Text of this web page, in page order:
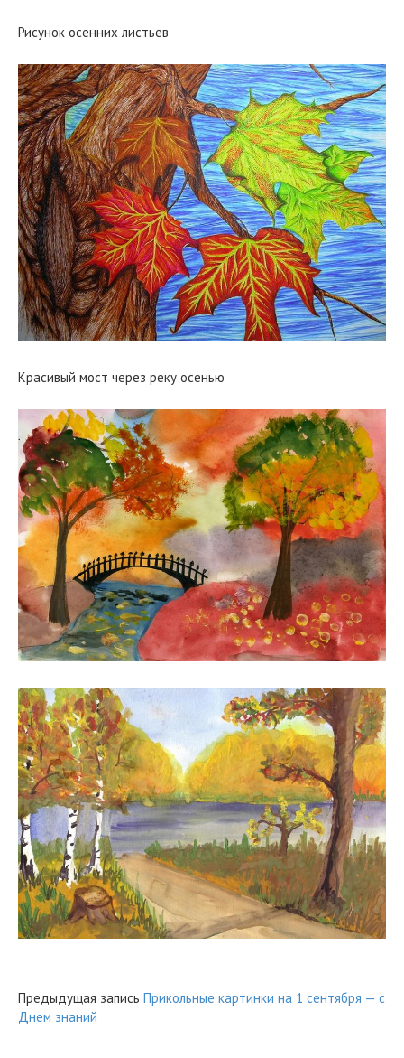
Рисунок осенних листьев
Красивый мост через реку осенью
Предыдущая запись Прикольные картинки на 1 сентября — с
Днем знаний